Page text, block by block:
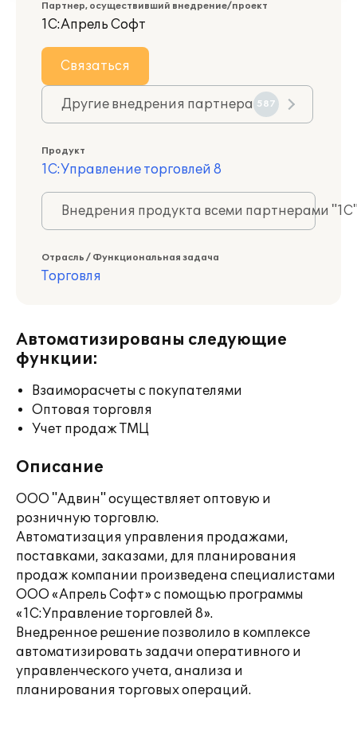
Партнер, осуществивший внедрение/проект
1С:Апрель Софт
Связаться
Другие внедрения партнера 587
Продукт
1С:Управление торговлей 8
Внедрения продукта всеми партнерами
Отрасль / Функциональная задача
Торговля
Автоматизированы следующие
функции:
Взаиморасчеты с покупателями
Оптовая торговля
Учет продаж ТМЦ
Описание
ООО "Адвин" осуществляет оптовую и
розничную торговлю.
Автоматизация управления продажами,
поставками, заказами, для планирования
продаж компании произведена специалистами
ООО «Апрель Софт» с помощью программы
«1С:Управление торговлей 8».
Внедренное решение позволило в комплексе
автоматизировать задачи оперативного и
управленческого учета, анализа и
планирования торговых операций.